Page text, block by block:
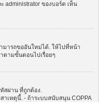
administrator ของบอร์ด เห็น
มารถขออันใหม่ได้. ให้ไปที่หน้า
ตามขั้นตอนไปเรื่อยๆ
สผ่าน ที่ถูกต้อง.
เหตุนี้. - ถ้าระบบสนับสนุน COPPA